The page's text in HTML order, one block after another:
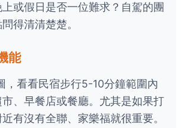
或假日是否一位難求？自駕的團
得清清楚楚。
能
，看看民宿步行5-10分鐘範圍內
、早餐店或餐廳。尤其是如果打
有沒有全聯、家樂福就很重要。